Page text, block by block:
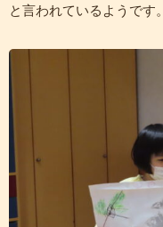
と言われているようです。